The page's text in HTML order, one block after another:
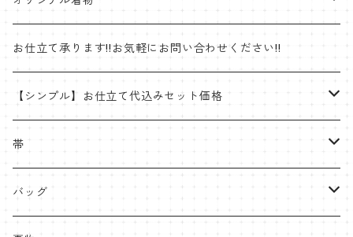
帯
ゴブラン織名古屋帯
半巾帯
着物
羽織
お仕立て承ります!!お気軽にお問い合わせください!!
【シンプル】お仕立て代込みセット価格
着物
片貝木綿
紬
帯
帯
名古屋帯・京袋帯
バッグ